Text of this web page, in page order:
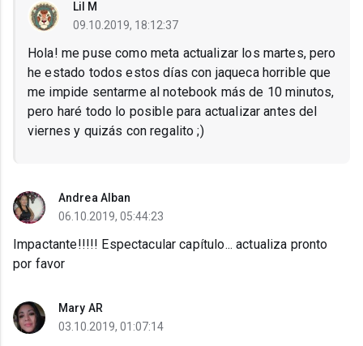
Lil M
09.10.2019, 18:12:37
Hola! me puse como meta actualizar los martes, pero
he estado todos estos días con jaqueca horrible que
me impide sentarme al notebook más de 10 minutos,
pero haré todo lo posible para actualizar antes del
viernes y quizás con regalito ;)
Andrea Alban
06.10.2019, 05:44:23
Impactante!!!!! Espectacular capítulo... actualiza pronto
por favor
Mary AR
03.10.2019, 01:07:14